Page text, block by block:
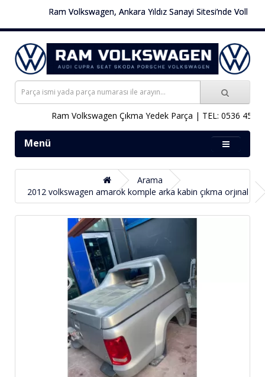
Ram Volkswagen, Ankara Yıldız Sanayi Sitesi’nde
Ram Volkswagen Çıkma Yedek Parça | TEL: 0536 451 78
Menü
Arama
2012 volkswagen amarok komple arka kabin çıkma orjınal